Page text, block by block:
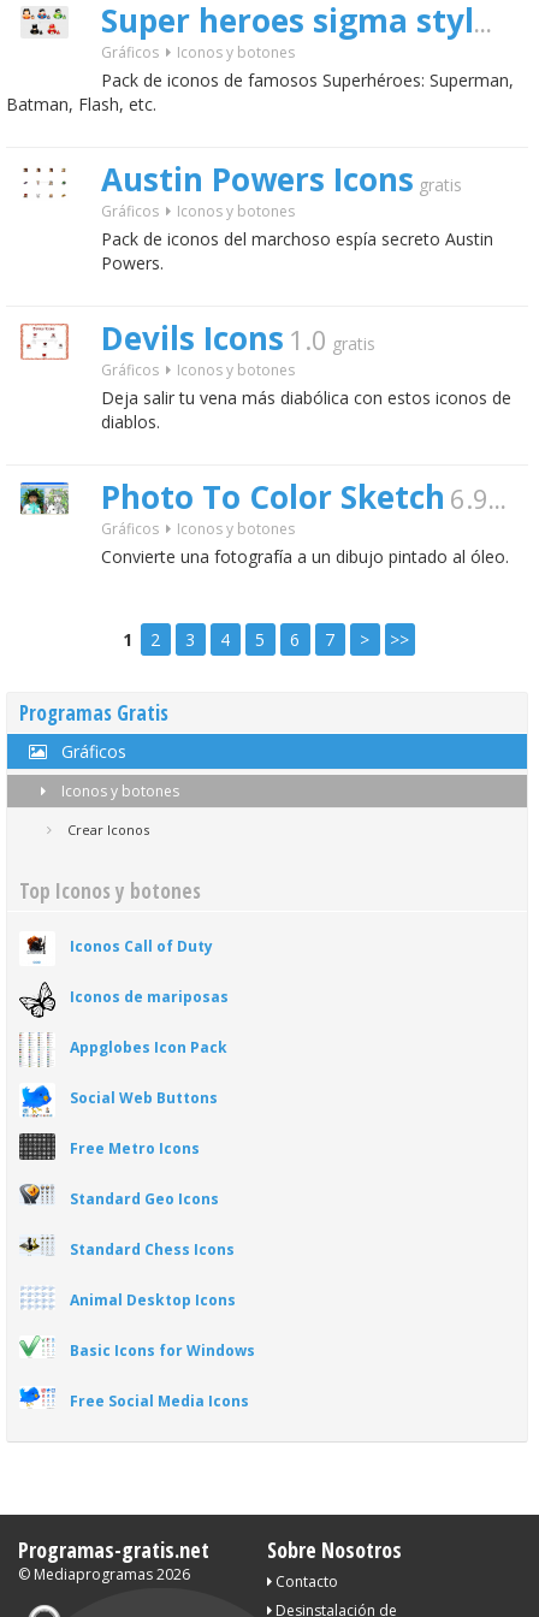
Super heroes sigma style
Gráficos Iconos y botones
Pack de iconos de famosos Superhéroes: Superman,
Batman, Flash, etc.
Austin Powers Icons gratis
Gráficos Iconos y botones
Pack de iconos del marchoso espía secreto Austin
Powers.
Devils Icons 1.0 gratis
Gráficos Iconos y botones
Deja salir tu vena más diabólica con estos iconos de
diablos.
Photo To Color Sketch 6.97
Gráficos Iconos y botones
Convierte una fotografía a un dibujo pintado al óleo.
1 2 3 4 5 6 7 > >>
Programas Gratis
Gráficos
Iconos y botones
Crear Iconos
Top Iconos y botones
Iconos Call of Duty
Iconos de mariposas
Appglobes Icon Pack
Social Web Buttons
Free Metro Icons
Standard Geo Icons
Standard Chess Icons
Animal Desktop Icons
Basic Icons for Windows
Free Social Media Icons
Programas-gratis.net
© Mediaprogramas2026
Sobre Nosotros
Contacto
Desinstalación de